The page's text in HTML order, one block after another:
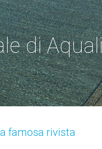
di
famosa rivista